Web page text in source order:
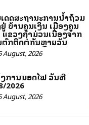
ດດສະຖານະການນ້ຳຖ້ວມ
ບ້ານຄູນເງິນ ເມືອງຄູນ
ແຂວງຄຳມ່ວນເນື່ອງຈາກ
ກຕິດຕໍ່ກັນຫຼາຍວັນ
August, 2026
ການມອດໄຟ ວັນທີ
2026
August, 2026